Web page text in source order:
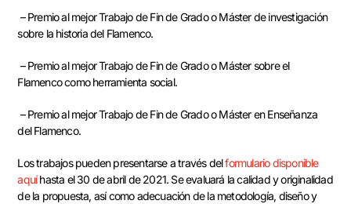
– Premio al mejor Trabajo de Fin de Grado o Máster de investigación
sobre la historia del Flamenco.
– Premio al mejor Trabajo de Fin de Grado o Máster sobre el
Flamenco como herramienta social.
– Premio al mejor Trabajo de Fin de Grado o Máster en Enseñanza
del Flamenco.
Los trabajos pueden presentarse a través delformulario disponible
aquíhasta el 30 de abril de 2021. Se evaluará la calidad y originalidad
de la propuesta, así como adecuación de la metodología, diseño y